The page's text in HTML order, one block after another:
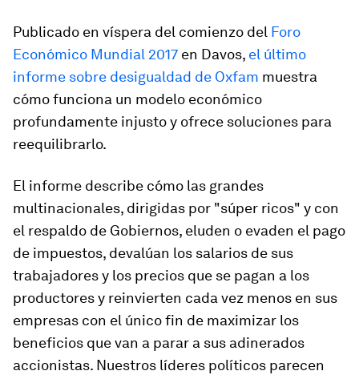
Publicado en víspera del comienzo del Foro
Económico Mundial 2017 en Davos, el último
informe sobre desigualdad de Oxfam muestra
cómo funciona un modelo económico
profundamente injusto y ofrece soluciones para
reequilibrarlo.
El informe describe cómo las grandes
multinacionales, dirigidas por "súper ricos" y con
el respaldo de Gobiernos, eluden o evaden el pago
de impuestos, devalúan los salarios de sus
trabajadores y los precios que se pagan a los
productores y reinvierten cada vez menos en sus
empresas con el único fin de maximizar los
beneficios que van a parar a sus adinerados
accionistas. Nuestros líderes políticos parecen